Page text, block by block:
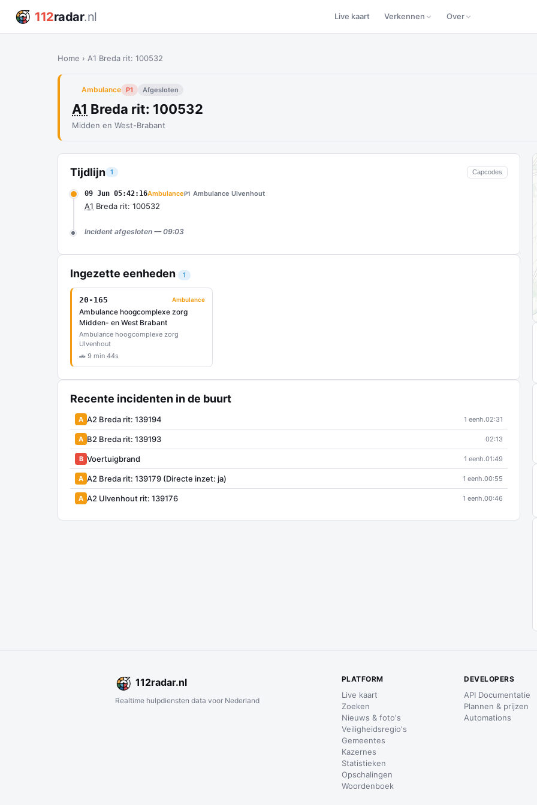
112radar.nl Live kaart Verkennen Over
Home › A1 Breda rit: 100532
Ambulance P1 Afgesloten
A1 Breda rit: 100532
Midden en West-Brabant
Tijdlijn 1 Capcodes
09 Jun 05:42:16AmbulanceP1 Ambulance Ulvenhout
A1 Breda rit: 100532
Incident afgesloten — 09:03
Ingezette eenheden 1
20-165 Ambulance
Ambulance hoogcomplexe zorg
Midden- en West Brabant
Ambulance hoogcomplexe zorg
Ulvenhout
🚗 9 min 44s
Recente incidenten in de buurt
A A2 Breda rit: 139194 1 eenh.02:31
A B2 Breda rit: 139193 02:13
B Voertuigbrand 1 eenh.01:49
A A2 Breda rit: 139179 (Directe inzet: ja) 1 eenh.00:55
A A2 Ulvenhout rit: 139176 1 eenh.00:46
112radar.nl
Realtime hulpdiensten data voor Nederland
PLATFORM
Live kaart
Zoeken
Nieuws & foto's
Veiligheidsregio's
Gemeentes
Kazernes
Statistieken
Opschalingen
Woordenboek
DEVELOPERS
API Documentatie
Plannen & prijzen
Automations